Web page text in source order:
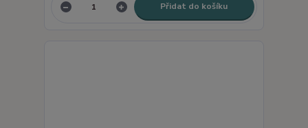
Přidat do košíku